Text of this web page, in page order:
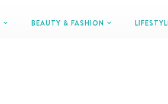
BEAUTY & FASHION